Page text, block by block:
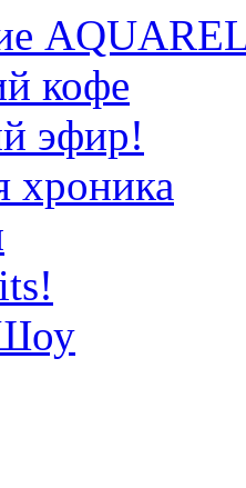
кофе
эфир!
хроника